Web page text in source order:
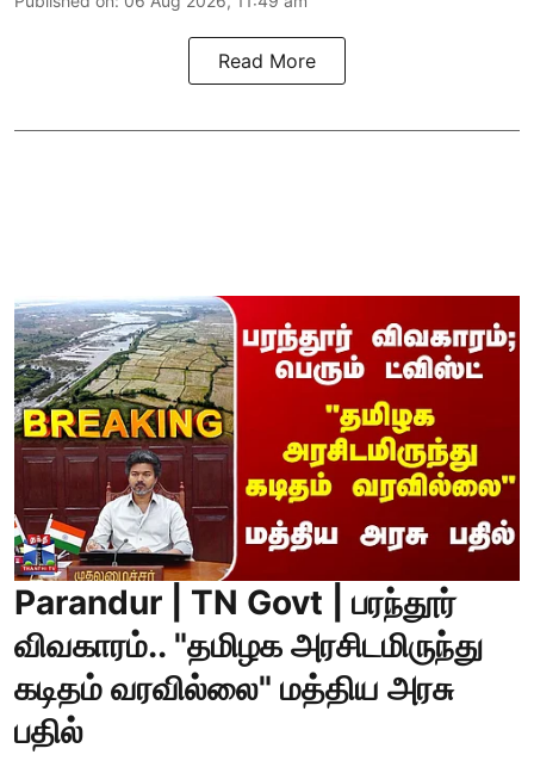
Read More
Parandur | TN Govt | பரந்தூர்
விவகாரம்.. "தமிழக அரசிடமிருந்து
கடிதம் வரவில்லை" மத்திய அரசு
பதில்